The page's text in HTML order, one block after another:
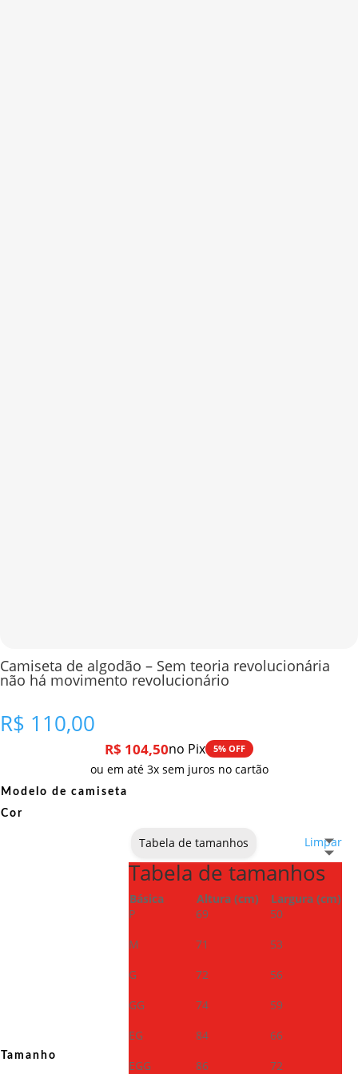
Camiseta de algodão – Sem teoria revolucionária
não há movimento revolucionário
R$ 110,00
R$ 104,50no Pix 5% OFF
ou em até 3x sem juros no cartão
Modelo de camiseta
Cor
Tamanho
Limpar
Tabela de tamanhos
Tabela de tamanhos
Básica Altura (cm)
Largura (cm)
P
69
50
M
71
53
G
72
56
GG
74
59
EG
84
66
EGG
86
72